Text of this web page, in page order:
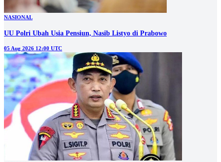
NASIONAL
UU Polri Ubah Usia Pensiun, Nasib Listyo di Prabowo
05 Aug 2026 12:00 UTC